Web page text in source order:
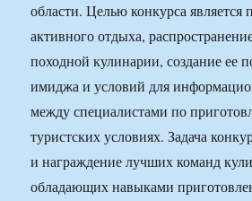
области. Целью конкурса является
активного отдыха,
походной кулинарии, создание ее
имиджа и условий для
между специалистами по
туристских условиях. Задача
и награждение лучших команд
обладающих навыками